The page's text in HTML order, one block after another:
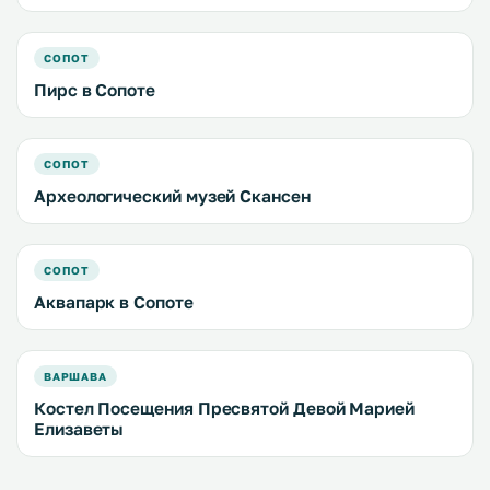
СОПОТ
Пирс в Сопоте
СОПОТ
Археологический музей Скансен
СОПОТ
Аквапарк в Сопоте
ВАРШАВА
Костел Посещения Пресвятой Девой Марией
Елизаветы